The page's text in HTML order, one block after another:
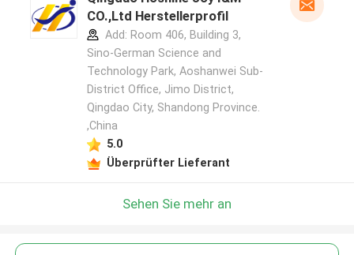
CO.,Ltd Herstellerprofil
Add: Room 406, Building 3,
Sino-German Science and
Technology Park, Aoshanwei Sub-
District Office, Jimo District,
Qingdao City, Shandong Province.
,China
5.0
Überprüfter Lieferant
Sehen Sie mehr an